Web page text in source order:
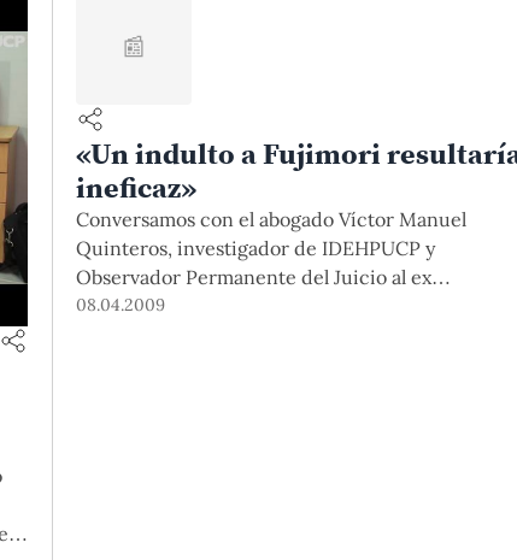
📰
«Un indulto a Fujimori
ineficaz»
Conversamos con el abogado Víctor Manuel
Quinteros, investigador de IDEHPUCP y
Observador Permanente del Juicio al ex
presidente Alberto Fujimori por el Centro
08.04.2009